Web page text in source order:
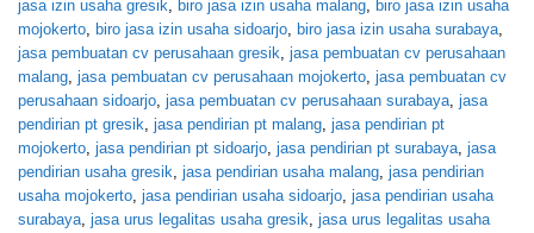
jasa izin usaha gresik, biro jasa izin usaha malang, biro jasa izin usaha
mojokerto, biro jasa izin usaha sidoarjo, biro jasa izin usaha surabaya,
jasa pembuatan cv perusahaan gresik, jasa pembuatan cv perusahaan
malang, jasa pembuatan cv perusahaan mojokerto, jasa pembuatan cv
perusahaan sidoarjo, jasa pembuatan cv perusahaan surabaya, jasa
pendirian pt gresik, jasa pendirian pt malang, jasa pendirian pt
mojokerto, jasa pendirian pt sidoarjo, jasa pendirian pt surabaya, jasa
pendirian usaha gresik, jasa pendirian usaha malang, jasa pendirian
usaha mojokerto, jasa pendirian usaha sidoarjo, jasa pendirian usaha
surabaya, jasa urus legalitas usaha gresik, jasa urus legalitas usaha